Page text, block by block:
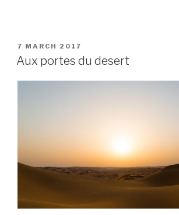
POSTED
ON
7 MARCH 2017
Aux portes du desert